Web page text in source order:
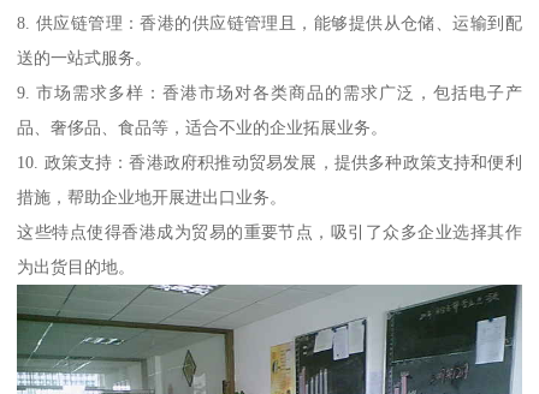
8. 供应链管理：香港的供应链管理且，能够提供从仓储、运输到配
送的一站式服务。
9. 市场需求多样：香港市场对各类商品的需求广泛，包括电子产
品、奢侈品、食品等，适合不业的企业拓展业务。
10. 政策支持：香港政府积推动贸易发展，提供多种政策支持和便利
措施，帮助企业地开展进出口业务。
这些特点使得香港成为贸易的重要节点，吸引了众多企业选择其作
为出货目的地。